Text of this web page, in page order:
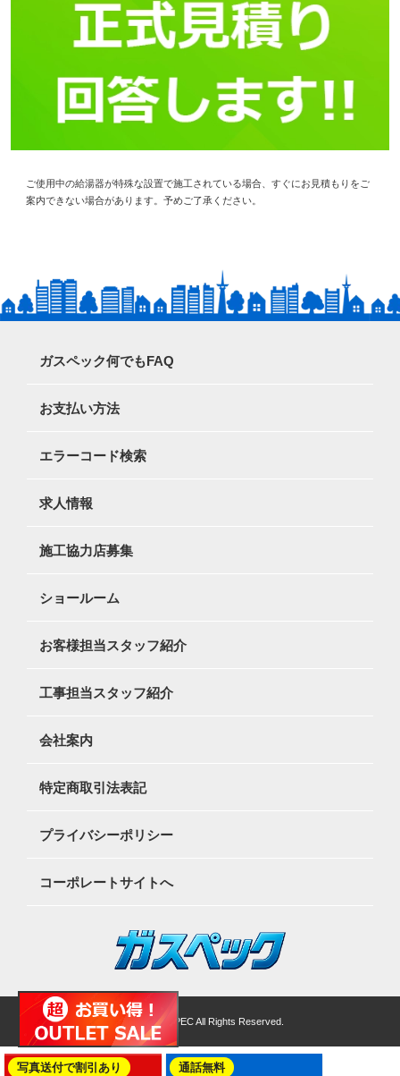
ご使用中の給湯器が特殊な設置で施工されている場合、すぐにお見積もりをご
案内できない場合があります。予めご了承ください。
ガスペック何でもFAQ
お支払い方法
エラーコード検索
求人情報
施工協力店募集
ショールーム
お客様担当スタッフ紹介
工事担当スタッフ紹介
会社案内
特定商取引法表記
プライバシーポリシー
コーポレートサイトへ
©2026 GASSPEC All Rights Reserved.
写真送付で割引あり 通話無料